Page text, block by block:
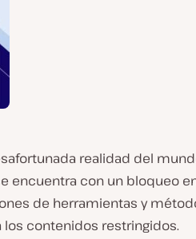
realidad del
encuentra con un bloqueo
de herramientas y
contenidos restringidos.